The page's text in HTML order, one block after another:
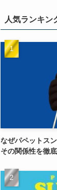
人気ランキン
なぜパペットス
その関係性を徹